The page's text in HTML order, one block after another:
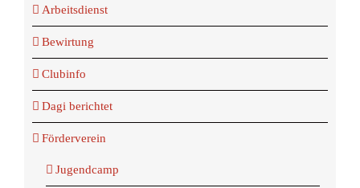
Arbeitsdienst
Bewirtung
Clubinfo
Dagi berichtet
Förderverein
Jugendcamp